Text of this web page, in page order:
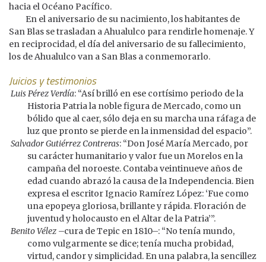
hacia el Océano Pacífico.
En el aniversario de su nacimiento, los habitantes de
San Blas se trasladan a Ahualulco para rendirle homenaje. Y
en reciprocidad, el día del aniversario de su fallecimiento,
los de Ahualulco van a San Blas a conmemorarlo.
Juicios y testimonios
Luis Pérez Verdía: “Así brilló en ese cortísimo periodo de la
Historia Patria la noble figura de Mercado, como un
bólido que al caer, sólo deja en su marcha una ráfaga de
luz que pronto se pierde en la inmensidad del espacio”.
Salvador Gutiérrez Contreras: “Don José María Mercado, por
su carácter humanitario y valor fue un Morelos en la
campaña del noroeste. Contaba veintinueve años de
edad cuando abrazó la causa de la Independencia. Bien
expresa el escritor Ignacio Ramírez López: ‘Fue como
una epopeya gloriosa, brillante y rápida. Floración de
juventud y holocausto en el Altar de la Patria’”.
Benito Vélez–cura de Tepic en 1810–: “No tenía mundo,
como vulgarmente se dice; tenía mucha probidad,
virtud, candor y simplicidad. En una palabra, la sencillez